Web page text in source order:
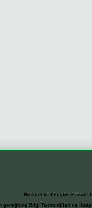
Reklam ve İletişim: E-mail:
gereğince Bilgi Teknolojileri ve